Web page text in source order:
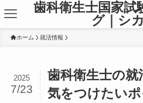
歯科衛生士国家試
グ｜シ
ホーム 就活情報
歯科衛生士の
気をつけたいポ
2025
7/23